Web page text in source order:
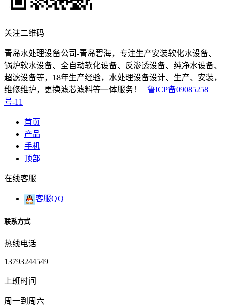
关注二维码
青岛水处理设备公司-青岛碧海，专注生产安装软化水设备、
锅炉软水设备、全自动软化设备、反渗透设备、纯净水设备、
超滤设备等，18年生产经验，水处理设备设计、生产、安装，
维修维护，更换滤芯滤料等一体服务！ 鲁ICP备09085258
号-11
首页
产品
手机
顶部
在线客服
客服QQ
联系方式
热线电话
13793244549
上班时间
周一到周六